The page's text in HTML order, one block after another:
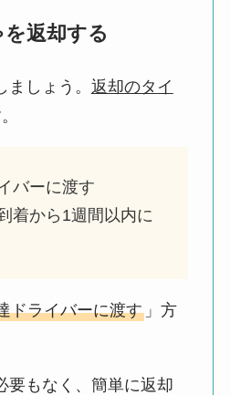
返却する
しょう。 返却のタイ
バーに渡す
着から1週間以内に
ドライバーに渡す」方
要もなく、簡単に返却